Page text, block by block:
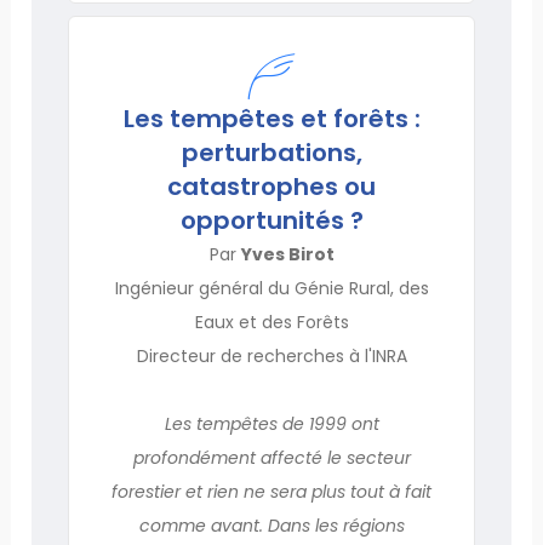
Les tempêtes et forêts :
perturbations,
catastrophes ou
opportunités ?
ParYves Birot
Ingénieur général du Génie Rural, des
Eaux et des Forêts
Directeur de recherches à l'INRA
Les tempêtes de 1999 ont
profondément affecté le secteur
forestier et rien ne sera plus tout à fait
comme avant. Dans les régions